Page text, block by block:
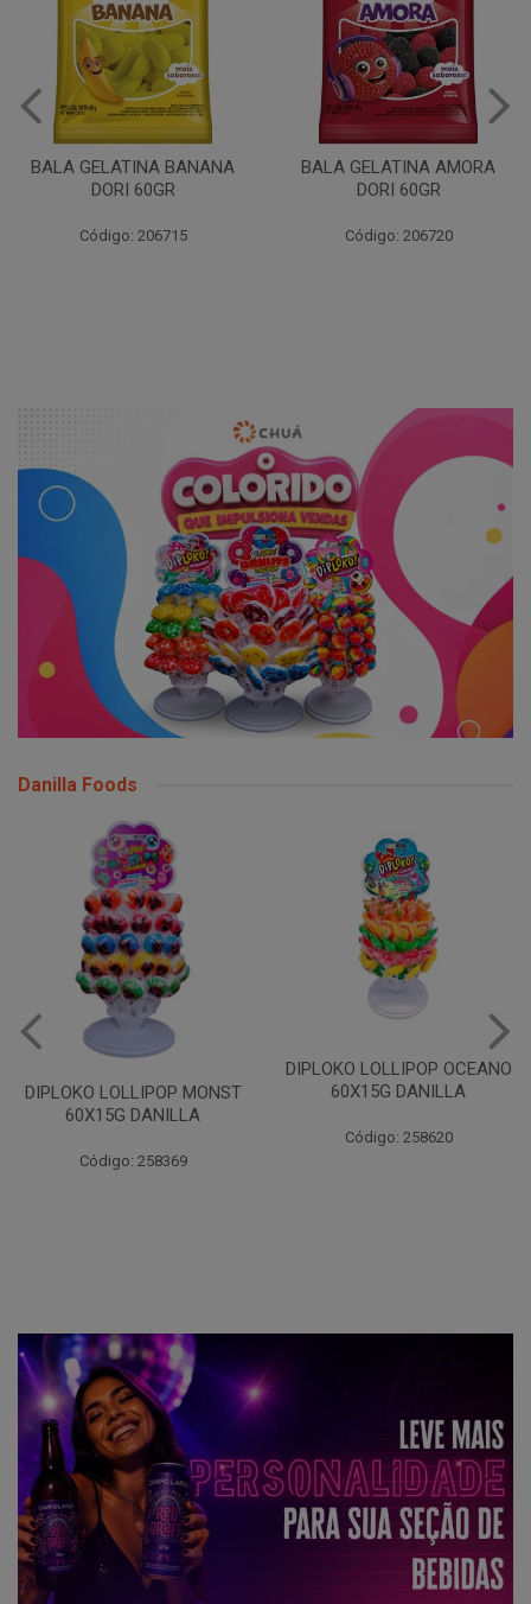
BALA GELATINA BANANA
DORI 60GR
Código: 206715
BALA GELATINA AMORA
DORI 60GR
Código: 206720
Danilla Foods
DIPLOKO LOLLIPOP MONST
60X15G DANILLA
Código: 258369
DIPLOKO LOLLIPOP OCEANO
60X15G DANILLA
Código: 258620